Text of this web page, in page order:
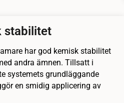
stabilitet
har god kemisk stabilitet
andra ämnen. Tillsatt i
systemets grundläggande
en smidig applicering av